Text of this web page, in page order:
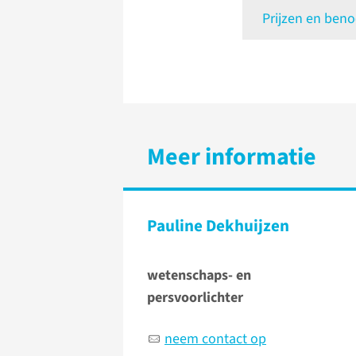
Prijzen en
Meer informatie
Pauline Dekhuijzen
wetenschaps- en
persvoorlichter
neem contact op